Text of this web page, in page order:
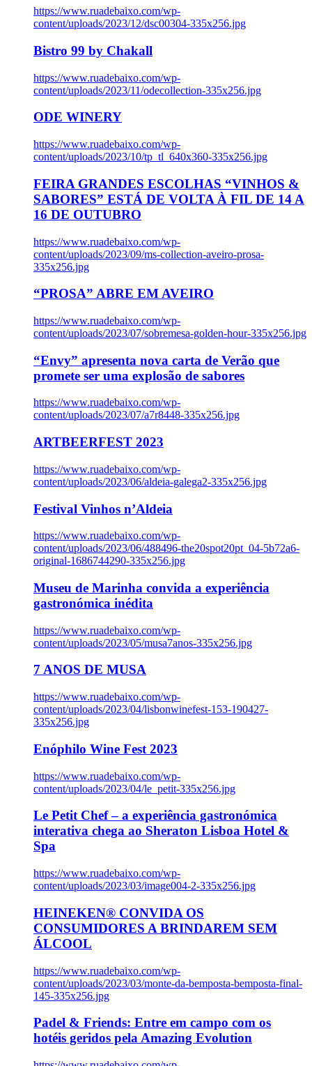
https://www.ruadebaixo.com/wp-
content/uploads/2023/12/dsc00304-335x256.jpg
Bistro 99 by Chakall
https://www.ruadebaixo.com/wp-
content/uploads/2023/11/odecollection-335x256.jpg
ODE WINERY
https://www.ruadebaixo.com/wp-
content/uploads/2023/10/tp_tl_640x360-335x256.jpg
FEIRA GRANDES ESCOLHAS “VINHOS &
SABORES” ESTÁ DE VOLTA À FIL DE 14 A
16 DE OUTUBRO
https://www.ruadebaixo.com/wp-
content/uploads/2023/09/ms-collection-aveiro-prosa-
335x256.jpg
“PROSA” ABRE EM AVEIRO
https://www.ruadebaixo.com/wp-
content/uploads/2023/07/sobremesa-golden-hour-335x256.jpg
“Envy” apresenta nova carta de Verão que
promete ser uma explosão de sabores
https://www.ruadebaixo.com/wp-
content/uploads/2023/07/a7r8448-335x256.jpg
ARTBEERFEST 2023
https://www.ruadebaixo.com/wp-
content/uploads/2023/06/aldeia-galega2-335x256.jpg
Festival Vinhos n’Aldeia
https://www.ruadebaixo.com/wp-
content/uploads/2023/06/488496-the20spot20pt_04-5b72a6-
original-1686744290-335x256.jpg
Museu de Marinha convida a experiência
gastronómica inédita
https://www.ruadebaixo.com/wp-
content/uploads/2023/05/musa7anos-335x256.jpg
7 ANOS DE MUSA
https://www.ruadebaixo.com/wp-
content/uploads/2023/04/lisbonwinefest-153-190427-
335x256.jpg
Enóphilo Wine Fest 2023
https://www.ruadebaixo.com/wp-
content/uploads/2023/04/le_petit-335x256.jpg
Le Petit Chef – a experiência gastronómica
interativa chega ao Sheraton Lisboa Hotel &
Spa
https://www.ruadebaixo.com/wp-
content/uploads/2023/03/image004-2-335x256.jpg
HEINEKEN® CONVIDA OS
CONSUMIDORES A BRINDAREM SEM
ÁLCOOL
https://www.ruadebaixo.com/wp-
content/uploads/2023/03/monte-da-bemposta-bemposta-final-
145-335x256.jpg
Padel & Friends: Entre em campo com os
hotéis geridos pela Amazing Evolution